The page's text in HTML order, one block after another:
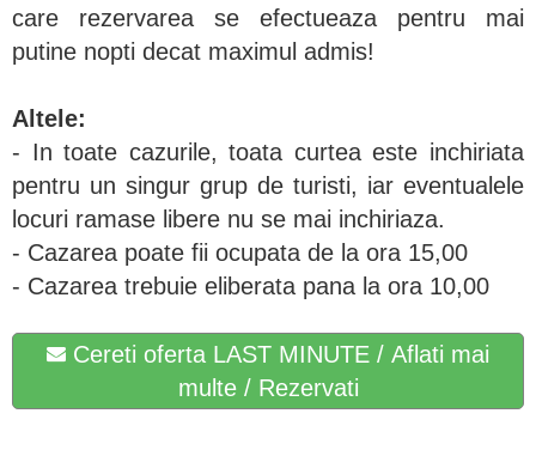
care rezervarea se efectueaza pentru mai
putine nopti decat maximul admis!
Altele:
- In toate cazurile, toata curtea este inchiriata
pentru un singur grup de turisti, iar eventualele
locuri ramase libere nu se mai inchiriaza.
- Cazarea poate fii ocupata de la ora 15,00
- Cazarea trebuie eliberata pana la ora 10,00
Cereti oferta LAST MINUTE / Aflati mai
multe / Rezervati